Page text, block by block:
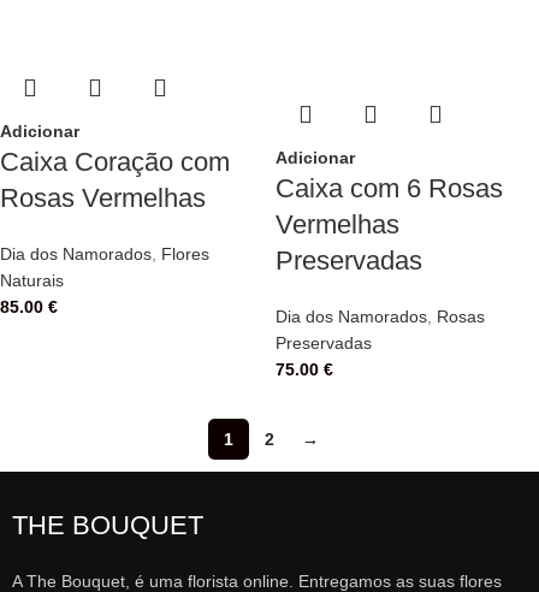
Adicionar
Caixa Coração com
Rosas Vermelhas
Dia dos Namorados Flores
Naturais
85.00 €
Adicionar
Caixa com 6 Rosas
Vermelhas
Preservadas
Dia dos Namorados Rosas
Preservadas
75.00 €
1 2 →
THE BOUQUET
A The Bouquet, é uma florista online. Entregamos as suas flores